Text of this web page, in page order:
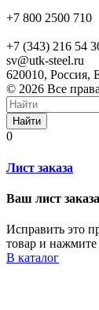
+7 800 2500 710
+7 (343) 216 54
sv@utk-steel.ru
620010, Россия,
© 2026 Все
Найти
0
Лист заказа
Ваш лист
Исправить это
товар и нажмите
В каталог